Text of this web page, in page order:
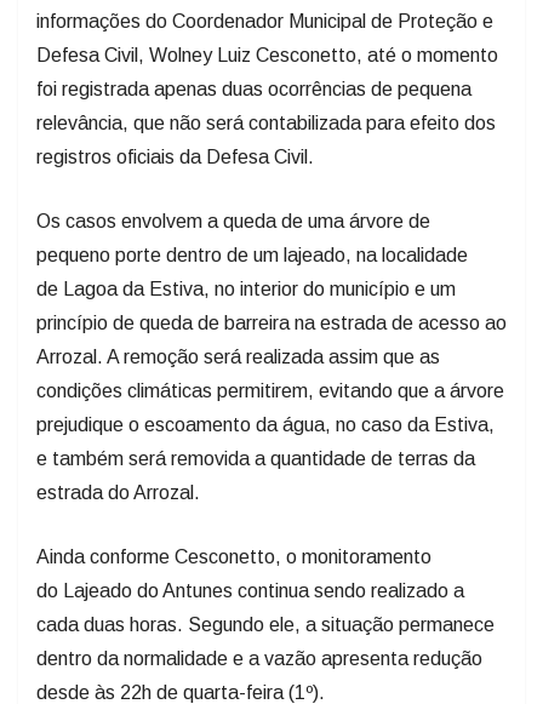
informações do Coordenador Municipal de Proteção e
Defesa Civil, Wolney Luiz Cesconetto, até o momento
foi registrada apenas duas ocorrências de pequena
relevância, que não será contabilizada para efeito dos
registros oficiais da Defesa Civil.
Os casos envolvem a queda de uma árvore de
pequeno porte dentro de um lajeado, na localidade
de Lagoa da Estiva, no interior do município e um
princípio de queda de barreira na estrada de acesso ao
Arrozal. A remoção será realizada assim que as
condições climáticas permitirem, evitando que a árvore
prejudique o escoamento da água, no caso da Estiva,
e também será removida a quantidade de terras da
estrada do Arrozal.
Ainda conforme Cesconetto, o monitoramento
do Lajeado do Antunes continua sendo realizado a
cada duas horas. Segundo ele, a situação permanece
dentro da normalidade e a vazão apresenta redução
desde às 22h de quarta-feira (1º).